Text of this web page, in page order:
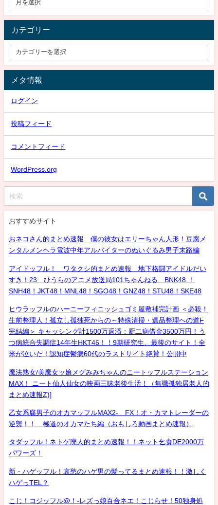
カテゴリー
メタ情報
ログイン
投稿フィード
コメントフィード
WordPress.org
おすすめサイト
おネコさん的まとめ速報 僕の彼女はエリーちゃん人形！豆腐メ
ンタルメンヘラ電波中年アルバイターのぬいぐるみ男子末路編
アイドッフル！ ワタクシ的まとめ速報 地下格闘アイドルだい
すき！23 ひうらのアニメ放送局101ちゃんねる BNK48 ！
SNH48！JKT48！MNL48！SGO48！GNZ48！STU48！SKE48
ヒウラッフルのハーニーフィニッシュゴミ屋敷補完計画 ＜必殺！
生前整理人！孤立し孤独死からの～特殊清掃・遺品整理への道F
完結編＞ キャッシング計1500万返済：厨二病借金3500万円！う
つ病統合失調症14年生HKT46！！9期研究生、最後のサイト！全
米が泣いた！認知症鬱病60代のラストサイト絶賛！公開中
魔法熟女/美魔女ッ娘メグみみちゃんのニートッフルステーション
MAX！ ニート仙人仙女の映画三昧老後生活！（無職孤独居老人的
まとめ速報Z)]
乙女系腐男子のオカマッフルMAX2- FX！オ・カマトレーダーの
逆襲！！ 極道のオカマたち編（おもしろ動画まとめ速報）
タダッフル！ネトゲ廃人的まとめ速報！！ネット乞食DE2000万
パワーズ！
新・ハゲッフル！哀愁のハゲ男の髪ってるまとめ速報！！激しく
ハゲっTEL？
こじ！コジッフル@！-レズっ娘百合ネエ！こじらせ！50独身処